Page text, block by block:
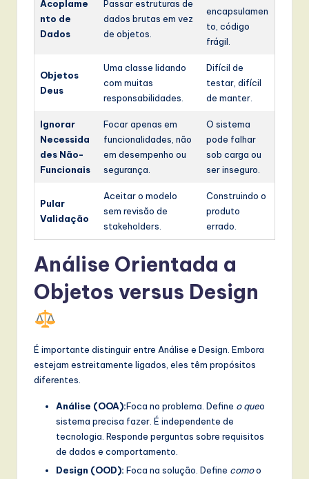
Acoplame
nto de
Dados
Passar estruturas de
dados brutas em vez
de objetos.
encapsulamen
to, código
frágil.
Objetos
Deus
Uma classe lidando
com muitas
responsabilidades.
Difícil de
testar, difícil
de manter.
Ignorar
Necessida
des Não-
Funcionais
Focar apenas em
funcionalidades, não
em desempenho ou
segurança.
O sistema
pode falhar
sob carga ou
ser inseguro.
Pular
Validação
Aceitar o modelo
sem revisão de
stakeholders.
Construindo o
produto
errado.
Análise Orientada a
Objetos versus Design
É importante distinguir entre Análise e Design. Embora
estejam estreitamente ligados, eles têm propósitos
diferentes.
Análise (OOA):Foca no problema. Define o queo
sistema precisa fazer. É independente de
tecnologia. Responde perguntas sobre requisitos
de dados e comportamento.
Design (OOD): Foca na solução. Define comoo